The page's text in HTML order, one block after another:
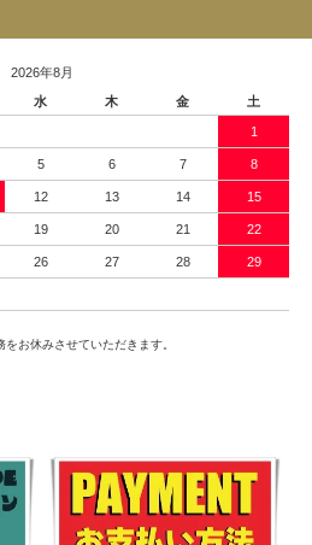
2026年8月
水 木 金 土
1
5 6 7 8
12 13 14 15
19 20 21 22
26 27 28 29
お休みさせていただきます。